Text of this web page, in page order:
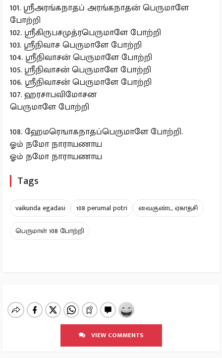
101. ஸ்ரீஅரங்கநாதப் அரங்கநாதன் பெருமாளே
போற்றி
102. ஸ்ரீகிருபசமுத்ரபெருமாளே போற்றி
103. ஸ்ரீநிவாச பெருமாளே போற்றி
104. ஸ்ரீநிவாசன் பெருமாளே போற்றி
105. ஸ்ரீநிவாசன் பெருமாளே போற்றி
106. ஸ்ரீநிவாசன் பெருமாளே போற்றி
107. ஹரசாபவிமோசன
பெருமாளே போற்றி
108. ஹேமரெஙாகநாதப்பெருமாளே போற்றி.
ஓம் நமோ நாராயணாய
ஓம் நமோ நாராயணாய
Tags
vaikunda egadasi 108 perumal potri
வைகுண்ட ஏகாதசி
பெருமாள் 108 போற்றி
VIEW COMMENTS